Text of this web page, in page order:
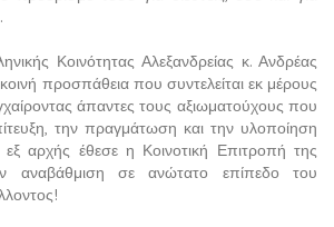
Κοινότητας Αλεξανδρείας κ. Ανδρέας
προσπάθεια που συντελείται εκ μέρους
άπαντες τους αξιωματούχους που
την πραγμάτωση και την υλοποίηση
αρχής έθεσε η Κοινοτική Επιτροπή της
αναβάθμιση σε ανώτατο επίπεδο του